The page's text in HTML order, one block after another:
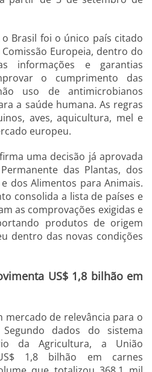
Brasil foi o único país citado
Europeia, dentro do
informações e garantias
o cumprimento das
uso de antimicrobianos
a saúde humana. As regras
aves, aquicultura, mel e
europeu.
uma decisão já aprovada
das Plantas, dos
dos Alimentos para Animais.
consolida a lista de países e
as comprovações exigidas e
produtos de origem
dentro das novas condições
US$ 1,8 bilhão em
mercado de relevância para o
Segundo dados do sistema
da Agricultura, a União
1,8 bilhão em carnes